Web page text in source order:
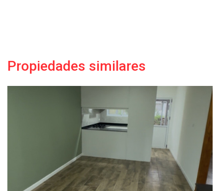
Propiedades similares